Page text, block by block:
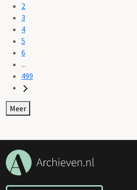
2
3
4
5
6
...
499
Meer